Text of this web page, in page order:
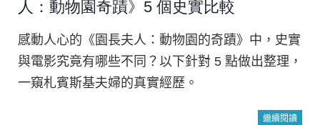
人：動物園奇蹟》5 個史實比較
感動人心的《園長夫人：動物園的奇蹟》中，史實
與電影究竟有哪些不同？以下針對 5 點做出整理，
一窺札賓斯基夫婦的真實經歷。
繼續閱讀